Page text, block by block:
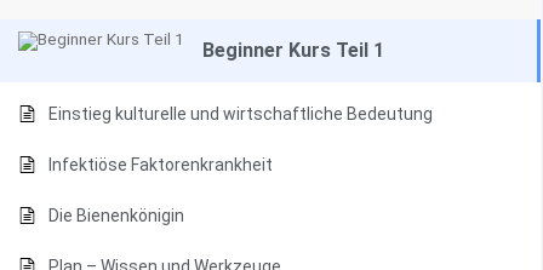
Beginner Kurs Teil 1
Einstieg kulturelle und wirtschaftliche Bedeutung
Infektiöse Faktorenkrankheit
Die Bienenkönigin